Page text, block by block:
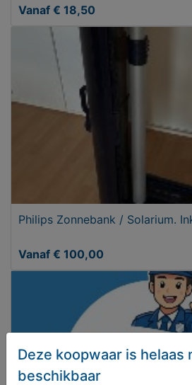
Vanaf € 18,50
Philips Zonnebank / Solarium.
Vanaf € 100,00
Deze koopwaar is helaas
beschikbaar